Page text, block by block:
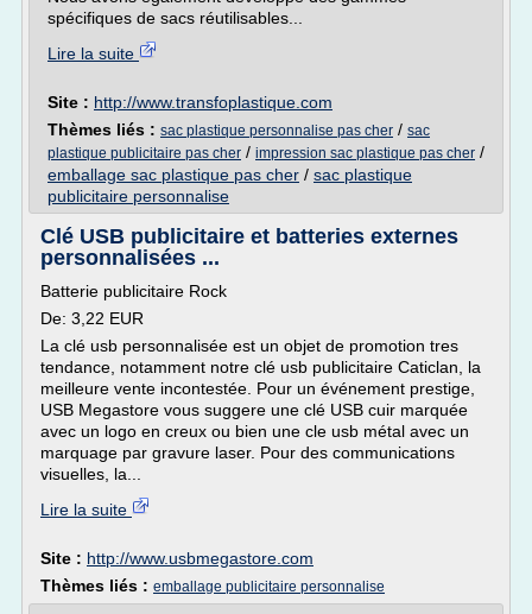
spécifiques de sacs réutilisables...
Lire la suite
Site : http://www.transfoplastique.com
Thèmes liés : sac plastique personnalise pas cher / sac
plastique publicitaire pas cher / impression sac plastique pas cher /
emballage sac plastique pas cher / sac plastique
publicitaire personnalise
Clé USB publicitaire et batteries externes
personnalisées ...
Batterie publicitaire Rock
De: 3,22 EUR
La clé usb personnalisée est un objet de promotion tres
tendance, notamment notre clé usb publicitaire Caticlan, la
meilleure vente incontestée. Pour un événement prestige,
USB Megastore vous suggere une clé USB cuir marquée
avec un logo en creux ou bien une cle usb métal avec un
marquage par gravure laser. Pour des communications
visuelles, la...
Lire la suite
Site : http://www.usbmegastore.com
Thèmes liés : emballage publicitaire personnalise